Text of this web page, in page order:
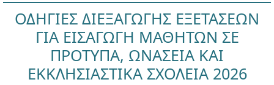
ΟΔΗΓΙΕΣ ΔΙΕΞΑΓΩΓΗΣ ΕΞΕΤΑΣΕΩΝ
ΓΙΑ ΕΙΣΑΓΩΓΗ ΜΑΘΗΤΩΝ ΣΕ
ΠΡΟΤΥΠΑ, ΩΝΑΣΕΙΑ ΚΑΙ
ΕΚΚΛΗΣΙΑΣΤΙΚΑ ΣΧΟΛΕΙΑ 2026